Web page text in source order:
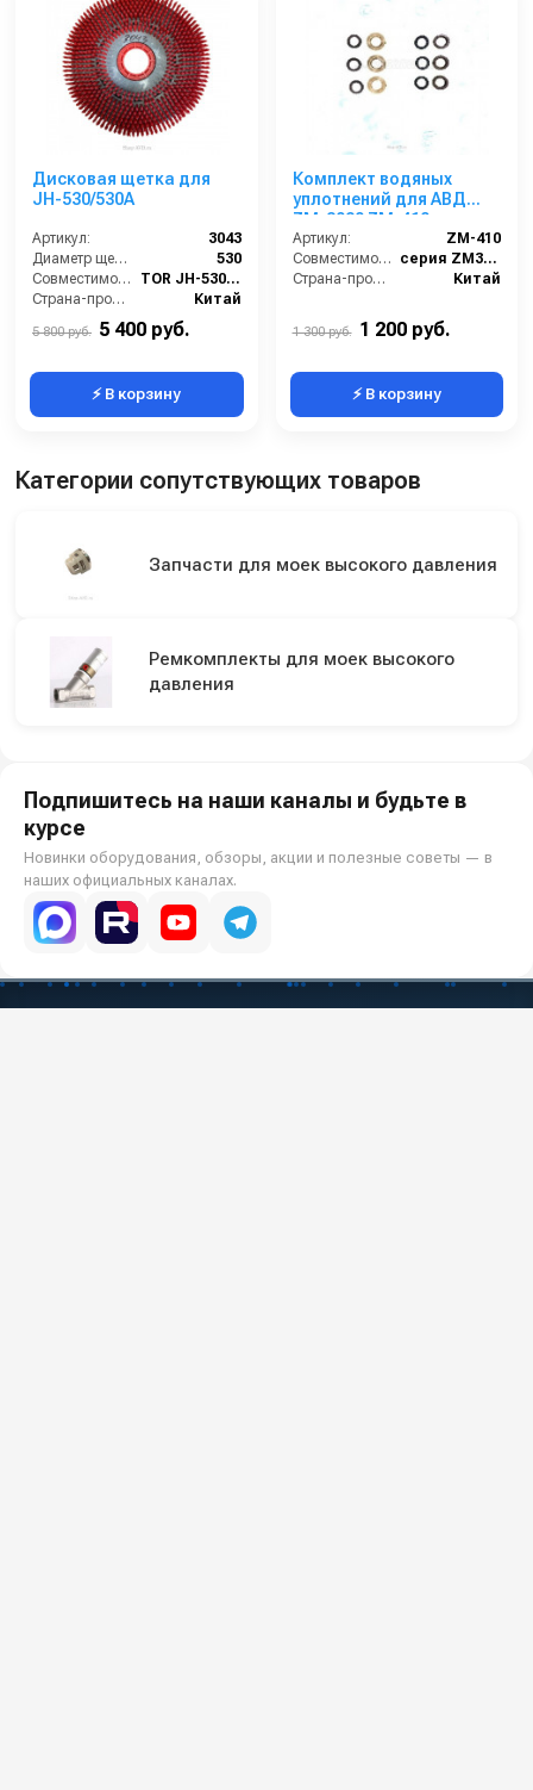
Дисковая щетка для
JH-530/530A
Артикул:
3043
Диаметр щетки Ø (мм):
530
Совместимость:
TOR JH-530, JH-530A
Страна-производитель:
Китай
5 800 руб. 5 400 руб.
⚡ В корзину
Комплект водяных
уплотнений для АВД
ZM-3020 ZM-410
Артикул:
ZM-410
Совместимость:
серия ZM3020 (помпа ZM-2015).
Страна-производитель:
Китай
1 300 руб. 1 200 руб.
⚡ В корзину
Категории сопутствующих товаров
Запчасти для моек высокого давления
Ремкомплекты для моек высокого
давления
Подпишитесь на наши каналы и будьте в
курсе
Новинки оборудования, обзоры, акции и полезные советы — в
наших официальных каналах.